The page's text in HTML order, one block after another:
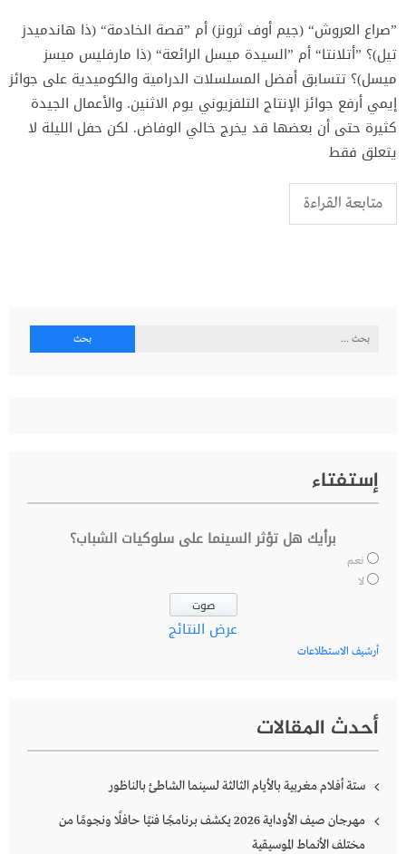
”صراع العروش“ (جيم أوف ثرونز) أم ”قصة الخادمة“ (ذا هاندميدز
تيل)؟ ”أتلانتا“ أم ”السيدة ميسل الرائعة“ (ذا مارفليس ميسز
ميسل)؟ تتسابق أفضل المسلسلات الدرامية والكوميدية على جوائز
إيمي أرفع جوائز الإنتاج التلفزيوني يوم الاثنين. والأعمال الجيدة
كثيرة حتى أن بعضها قد يخرج خالي الوفاض. لكن حفل الليلة لا
يتعلق فقط
متابعة القراءة
البحث
إستفتاء
برأيك هل تؤثر السينما على سلوكيات الشباب؟
نعم
لا
عرض النتائج
أرشيف الاستطلاعات
أحدث المقالات
ستة أفلام مغربية بالأيام الثالثة لسينما الشاطئ بالناظور
مهرجان صيف الأوداية 2026 يكشف برنامجًا فنيًا حافلًا ونجومًا من
مختلف الأنماط الموسيقية